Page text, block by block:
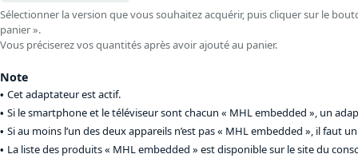
Sélectionner la version que vous souhaitez acquérir, puis cliquer sur le
panier ».
Vous préciserez vos quantités après avoir ajouté au panier.
Note
Cet adaptateur est actif.
Si le smartphone et le téléviseur sont chacun « MHL embedded », un
Si au moins l’un des deux appareils n’est pas « MHL embedded », il faut
La liste des produits « MHL embedded » est disponible sur le site du